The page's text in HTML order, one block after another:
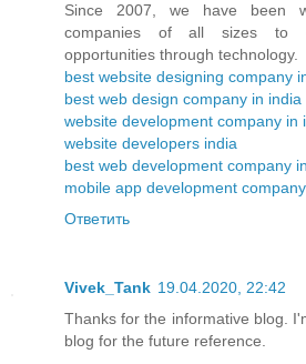
Since 2007, we have been
companies of all sizes to
opportunities through technology.
best website designing company
best web design company in india
website development company in
website developers india
best web development company
mobile app development
Ответить
Vivek_Tank 19.04.2020, 22:42
Thanks for the informative blog.
blog for the future reference.